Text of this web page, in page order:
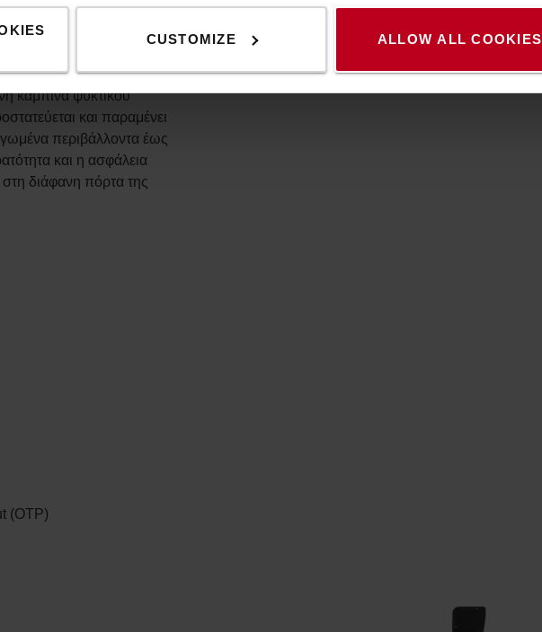
CUSTOMIZE ALLOW ALL COOKIES
μπορεί να
αποθήκες. Με την
καμπίνα ψυκτικού
και παραμένει
περιβάλλοντα έως
και η ασφάλεια
στη διάφανη πόρτα της
(OTP)